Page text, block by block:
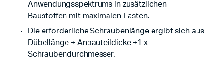
Anwendungsspektrums in zusätzlichen
Baustoffen mit maximalen Lasten.
Die erforderliche Schraubenlänge ergibt sich aus
Dübellänge + Anbauteildicke +1 x
Schraubendurchmesser.